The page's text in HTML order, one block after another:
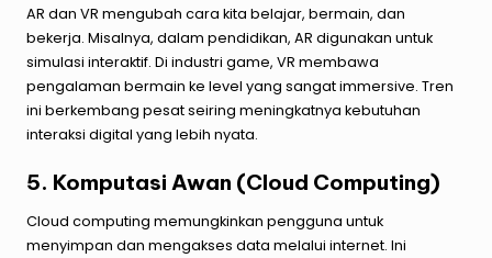
AR dan VR mengubah cara kita belajar, bermain, dan
bekerja. Misalnya, dalam pendidikan, AR digunakan untuk
simulasi interaktif. Di industri game, VR membawa
pengalaman bermain ke level yang sangat immersive. Tren
ini berkembang pesat seiring meningkatnya kebutuhan
interaksi digital yang lebih nyata.
5. Komputasi Awan (Cloud Computing)
Cloud computing memungkinkan pengguna untuk
menyimpan dan mengakses data melalui internet. Ini